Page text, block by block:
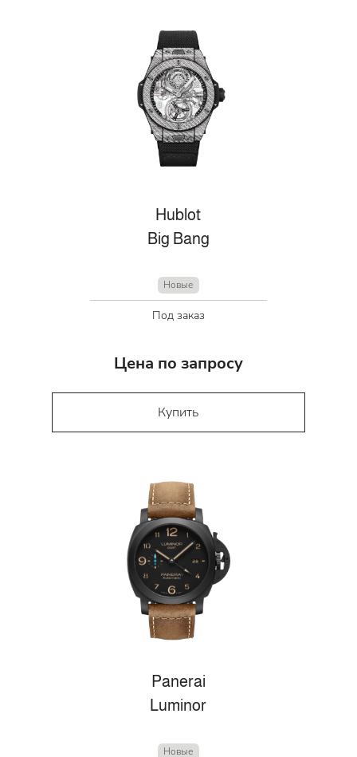
Hublot
Big Bang
Новые
Под заказ
Цена по запросу
Купить
Panerai
Luminor
Новые